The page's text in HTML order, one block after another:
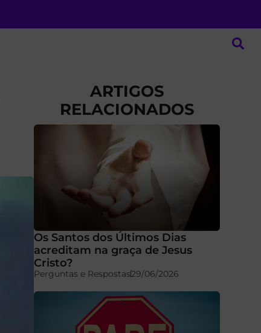
ARTIGOS
RELACIONADOS
Os Santos dos Últimos Dias
acreditam na graça de Jesus
Cristo?
Perguntas e Respostas29/06/2026